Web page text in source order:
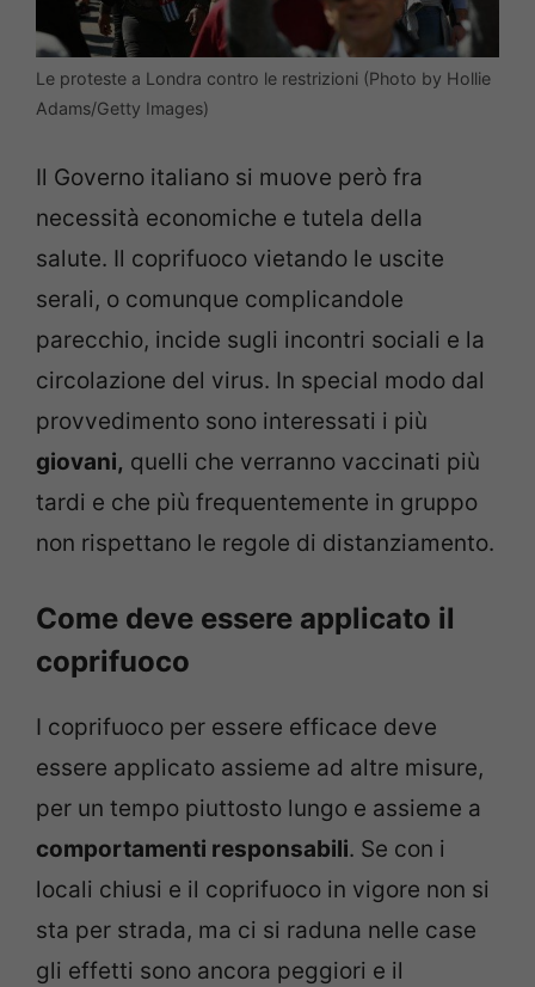
Le proteste a Londra contro le restrizioni (Photo by Hollie
Adams/Getty Images)
Il Governo italiano si muove però fra
necessità economiche e tutela della
salute. Il coprifuoco vietando le uscite
serali, o comunque complicandole
parecchio, incide sugli incontri sociali e la
circolazione del virus. In special modo dal
provvedimento sono interessati i più
giovani, quelli che verranno vaccinati più
tardi e che più frequentemente in gruppo
non rispettano le regole di distanziamento.
Come deve essere applicato il
coprifuoco
I coprifuoco per essere efficace deve
essere applicato assieme ad altre misure,
per un tempo piuttosto lungo e assieme a
comportamenti responsabili. Se con i
locali chiusi e il coprifuoco in vigore non si
sta per strada, ma ci si raduna nelle case
gli effetti sono ancora peggiori e il